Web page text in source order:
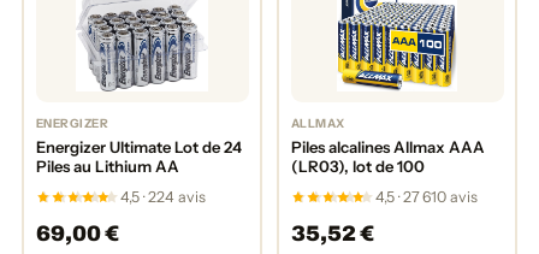
ENERGIZER
Energizer Ultimate Lot de 24
Piles au Lithium AA
4,5 · 224 avis
69,00 €
ALLMAX
Piles alcalines Allmax AAA
(LR03), lot de 100
4,5 · 27 610 avis
35,52 €